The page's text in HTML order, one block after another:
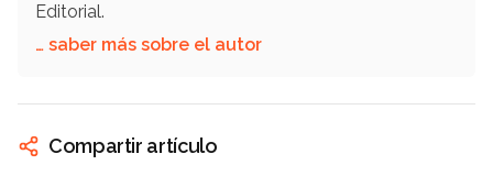
Editorial.
… saber más sobre el autor
Compartir artículo